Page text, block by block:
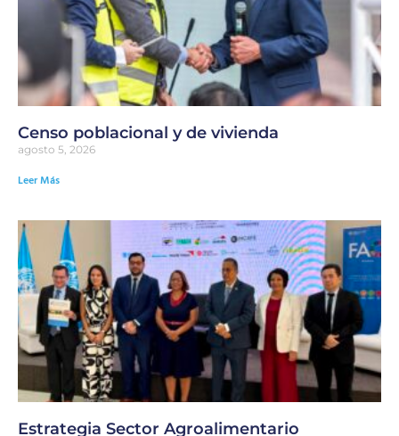
Censo poblacional y de vivienda
agosto 5, 2026
Leer Más
Estrategia Sector Agroalimentario